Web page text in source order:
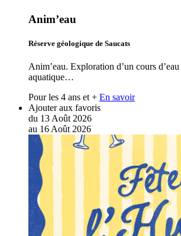
Anim’eau
Réserve géologique de Saucats
Anim’eau. Exploration d’un cours
aquatique…
Pour les 4 ans et + En savoir
Ajouter aux favoris
du 13 Août 2026
au 16 Août 2026